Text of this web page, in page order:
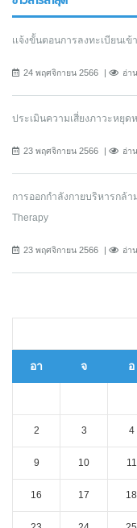
เเจ้งขั้นตอนการลงทะเบียนเ
24 พฤศจิกายน 2566 อ่า
ประเมินความเสี่ยงภาวะหยุ
23 พฤศจิกายน 2566 อ่า
การออกกําลังกายบริหารกล้า
Therapy
23 พฤศจิกายน 2566 อ่า
อา จ อ
2 3 4
9 10 11
16 17 18